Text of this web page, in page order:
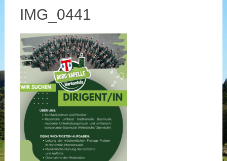
IMG_0441